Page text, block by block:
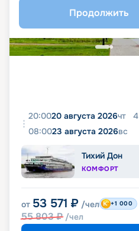
Продолжить
20:0020 августа 2026чт 4
08:0023 августа 2026вс
Тихий Дон
КОМФОРТ
от 53 571 ₽ /чел
55 803₽ /чел
+1 000